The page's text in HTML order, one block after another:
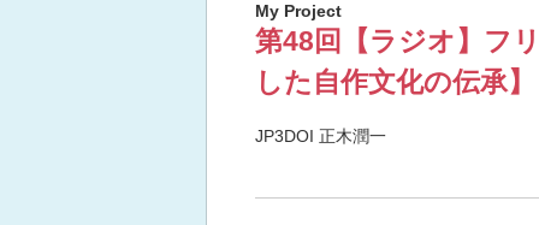
My Project
第48回【ラジオ】フ
した自作文化の伝承】
JP3DOI 正木潤一